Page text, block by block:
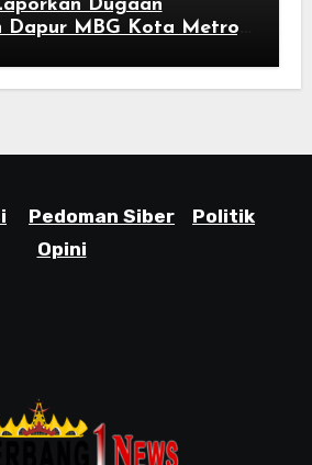
Dugaan
Dapur MBG Kota Metro,
Pedoman Siber
Politik
Opini